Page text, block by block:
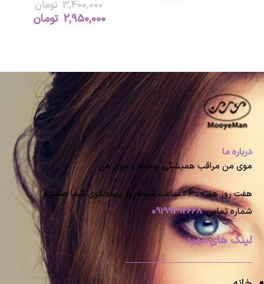
3,400,000 تومان
2,950,000 تومان
درباره ما
موی من مراقب همیشگی پوست و موی من
هفت روز هفته ، ۲۴ ساعت شبانه‌روز پاسخگوی شما هستیم
شماره تماس:09199292668
لینک های مفید